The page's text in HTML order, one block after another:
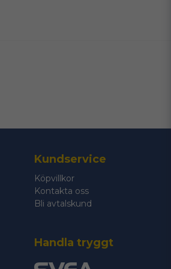
min fråga
Skicka fråga
Kundservice
Köpvillkor
Kontakta oss
Bli avtalskund
Handla tryggt